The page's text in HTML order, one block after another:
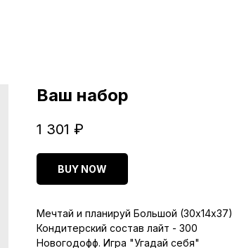
Ваш набор
1 301 ₽
BUY NOW
Мечтай и планируй Большой (30х14х37)
Кондитерский состав лайт - 300
Новогодофф. Игра "Угадай себя"